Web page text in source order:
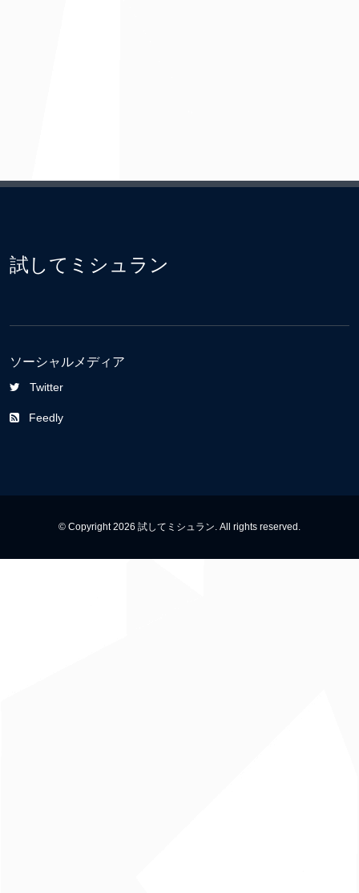
試してミシュラン
ソーシャルメディア
Twitter
Feedly
© Copyright 2026 試してミシュラン. All rights reserved.